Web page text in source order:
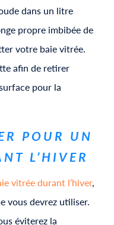
dans un litre
propre imbibée de
votre baie vitrée.
afin de retirer
pour la
POUR UN
L’HIVER
vitrée durant l’hiver,
vous devrez utiliser.
éviterez la